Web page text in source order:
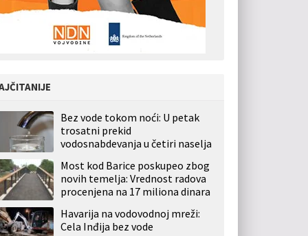
Bez vode tokom noći: U petak
trosatni prekid
vodosnabdevanja u četiri naselja
Most kod Barice poskupeo zbog
novih temelja: Vrednost radova
procenjena na 17 miliona dinara
Havarija na vodovodnoj mreži:
Cela Inđija bez vode